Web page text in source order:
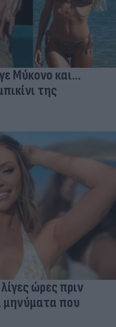
Μύκονο και...
της
ώρες πριν
μηνύματα που